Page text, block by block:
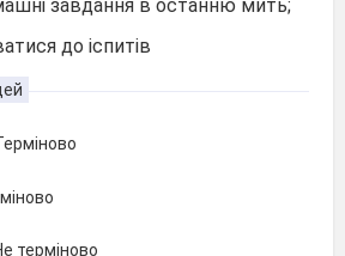
завдання в останню мить;
до іспитів
терміново